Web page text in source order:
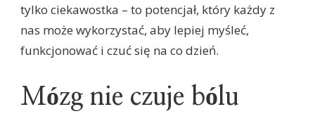
tylko ciekawostka – to potencjał, który każdy z
nas może wykorzystać, aby lepiej myśleć,
funkcjonować i czuć się na co dzień.
Mózg nie czuje bólu